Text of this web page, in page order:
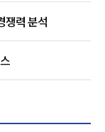
쟁력 분석